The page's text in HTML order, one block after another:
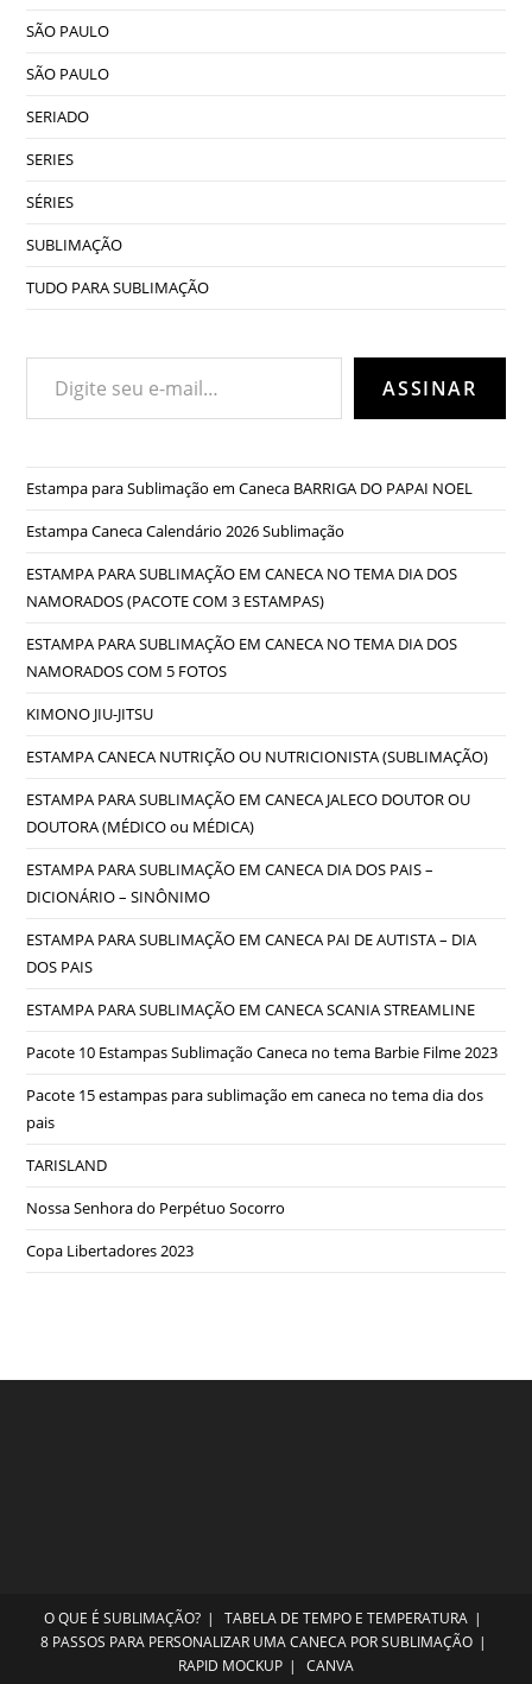
SÃO PAULO
SÃO PAULO
SERIADO
SERIES
SÉRIES
SUBLIMAÇÃO
TUDO PARA SUBLIMAÇÃO
Digite seu e-mail…
ASSINAR
Estampa para Sublimação em Caneca BARRIGA DO PAPAI NOEL
Estampa Caneca Calendário 2026 Sublimação
ESTAMPA PARA SUBLIMAÇÃO EM CANECA NO TEMA DIA DOS
NAMORADOS (PACOTE COM 3 ESTAMPAS)
ESTAMPA PARA SUBLIMAÇÃO EM CANECA NO TEMA DIA DOS
NAMORADOS COM 5 FOTOS
KIMONO JIU-JITSU
ESTAMPA CANECA NUTRIÇÃO OU NUTRICIONISTA (SUBLIMAÇÃO)
ESTAMPA PARA SUBLIMAÇÃO EM CANECA JALECO DOUTOR OU
DOUTORA (MÉDICO ou MÉDICA)
ESTAMPA PARA SUBLIMAÇÃO EM CANECA DIA DOS PAIS –
DICIONÁRIO – SINÔNIMO
ESTAMPA PARA SUBLIMAÇÃO EM CANECA PAI DE AUTISTA – DIA
DOS PAIS
ESTAMPA PARA SUBLIMAÇÃO EM CANECA SCANIA STREAMLINE
Pacote 10 Estampas Sublimação Caneca no tema Barbie Filme 2023
Pacote 15 estampas para sublimação em caneca no tema dia dos
pais
TARISLAND
Nossa Senhora do Perpétuo Socorro
Copa Libertadores 2023
O QUE É SUBLIMAÇÃO?
TABELA DE TEMPO E TEMPERATURA
8 PASSOS PARA PERSONALIZAR UMA CANECA POR SUBLIMAÇÃO
RAPID MOCKUP
CANVA